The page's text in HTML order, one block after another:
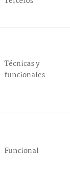
Técnicas y
funcionales
Funcional